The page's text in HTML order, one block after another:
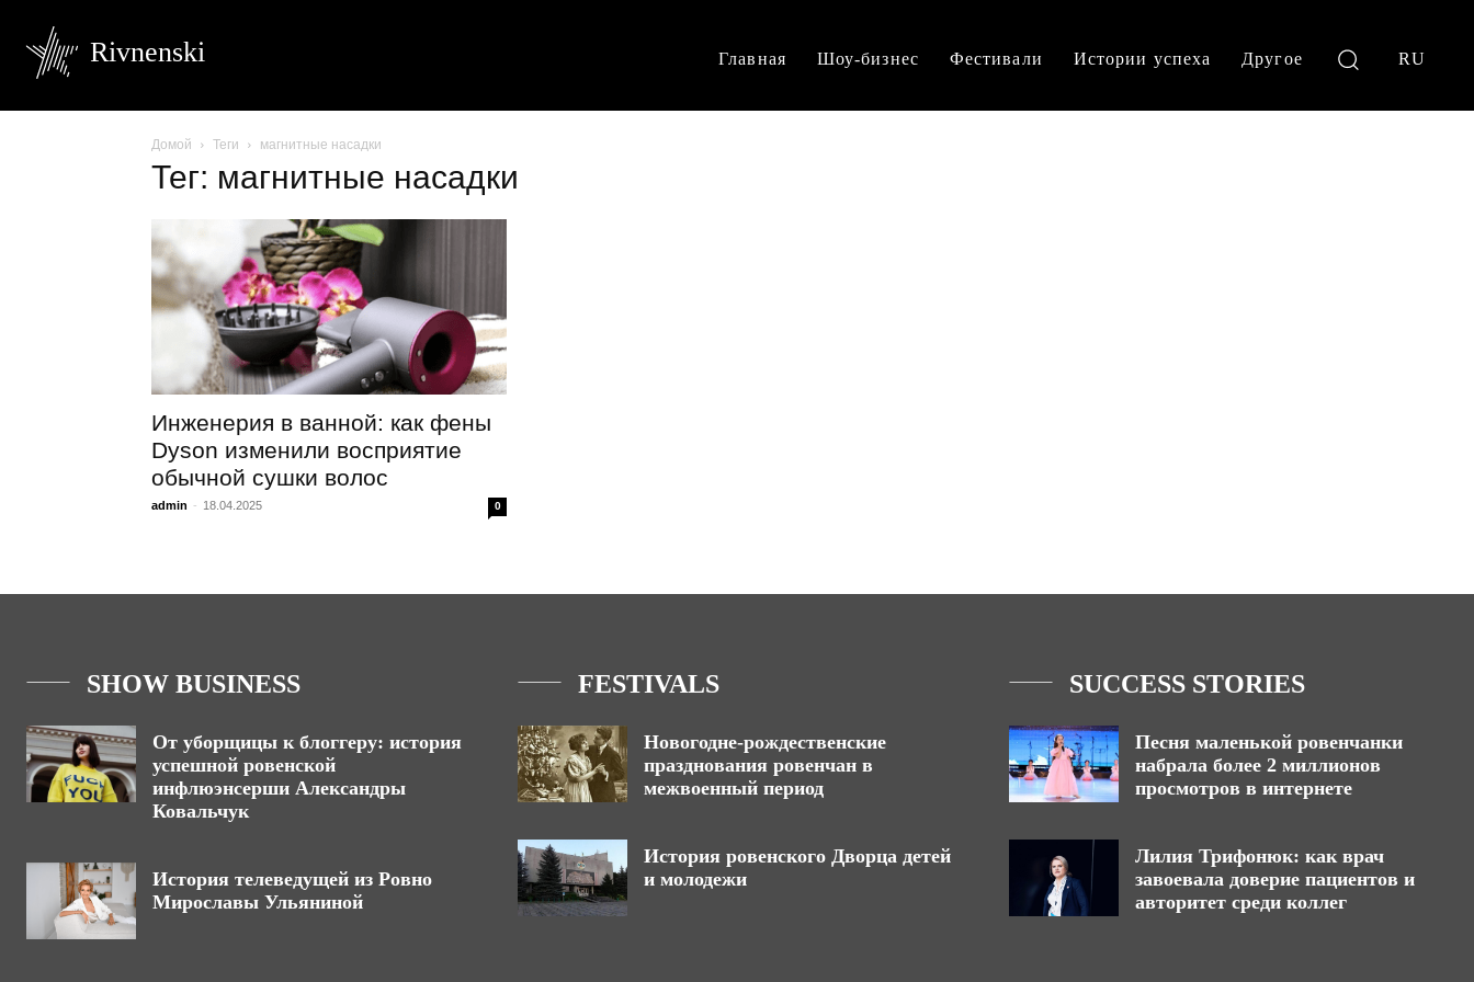
Rivnenski Главная Шоу-бизнес Фестивали Истории успеха Другое RU
Домой Теги магнитные насадки
Тег: магнитные насадки
Инженерия в ванной: как фены
Dyson изменили восприятие
обычной сушки волос
admin - 18.04.2025 0
SHOW BUSINESS
От уборщицы к блоггеру: история
успешной ровенской
инфлюэнсерши Александры
Ковальчук
История телеведущей из Ровно
Мирославы Ульяниной
FESTIVALS
Новогодне-рождественские
празднования ровенчан в
межвоенный период
История ровенского Дворца детей
и молодежи
SUCCESS STORIES
Песня маленькой ровенчанки
набрала более 2 миллионов
просмотров в интернете
Лилия Трифонюк: как врач
завоевала доверие пациентов и
авторитет среди коллег